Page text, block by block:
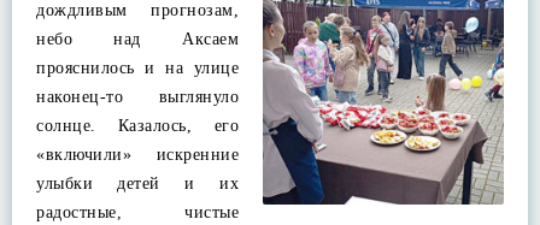
дождливым прогнозам,
небо над Аксаем
прояснилось и на улице
наконец-то выглянуло
солнце. Казалось, его
«включили» искренние
улыбки детей и их
радостные, чистые